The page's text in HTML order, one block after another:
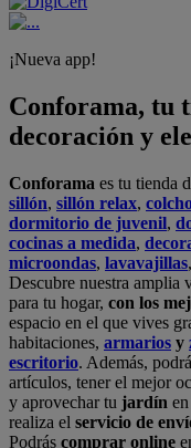
¡Nueva app!
Conforama, tu
decoración y
Conforama es tu tienda
sillón, sillón relax,
dormitorio de juvenil,
cocinas a medida,
microondas, lavavajillas,
Descubre nuestra amplia
para tu hogar, con los
espacio en el que vives
habitaciones, armarios y
escritorio. Además,
artículos, tener el mejor
y aprovechar tu jardín
realiza el servicio de
Podrás comprar online